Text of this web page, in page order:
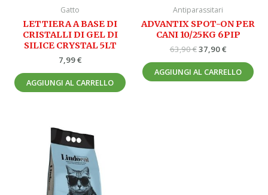
Gatto
LETTIERA A BASE DI
CRISTALLI DI GEL DI
SILICE CRYSTAL 5LT
7,99€
AGGIUNGI AL CARRELLO
Antiparassitari
ADVANTIX SPOT-ON PER
CANI 10/25KG 6PIP
63,90€37,90€
AGGIUNGI AL CARRELLO